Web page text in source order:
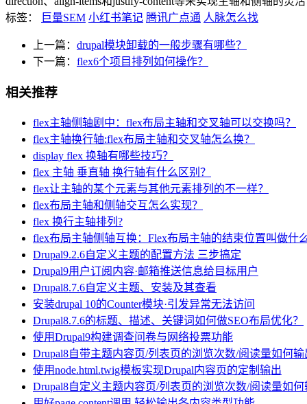
标签：
巨量SEM 小红书笔记 腾讯广点通 人脉怎么找
上一篇： drupal模块卸载的一般步骤有哪些？
下一篇： flex6个项目排列如何操作？
相关推荐
flex主轴侧轴剧中：flex布局主轴和交叉轴可以交换吗？
flex主轴换行轴:flex布局主轴和交叉轴怎么换？
display flex 换轴有哪些技巧？
flex 主轴 垂直轴 换行轴有什么区别？
flex让主轴的某个元素与其他元素排列的不一样？
flex布局主轴和侧轴交互怎么实现？
flex 换行主轴排列?
flex布局主轴侧轴互换：Flex布局主轴的结束位置叫做什么
Drupal9.2.6自定义主题的配置方法 三步搞定
Drupal9用户订阅内容·邮箱推送信息给目标用户
Drupal8.7.6自定义主题、安装及其查看
安装drupal 10的Counter模块·引发异常无法访问
Drupal8.7.6的标题、描述、关键词如何做SEO布局优化？
使用Drupal9构建调查问卷与网络投票功能
Drupal8自带主题内容页/列表页的浏览次数/阅读量如何输
使用node.html.twig模板实现Drupal内容页的定制输出
Drupal8自定义主题内容页/列表页的浏览次数/阅读量如何